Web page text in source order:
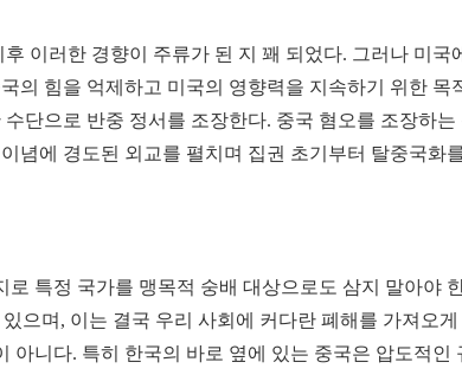
이러한 경향이 주류가 된 지 꽤 되었다. 그러나 미국
의 힘을 억제하고 미국의 영향력을 지속하기 위한 목
단으로 반중 정서를 조장한다. 중국 혐오를 조장하는
념에 경도된 외교를 펼치며 집권 초기부터 탈중국화
특정 국가를 맹목적 숭배 대상으로도 삼지 말아야
으며, 이는 결국 우리 사회에 커다란 폐해를 가져오
니다. 특히 한국의 바로 옆에 있는 중국은 압도적인